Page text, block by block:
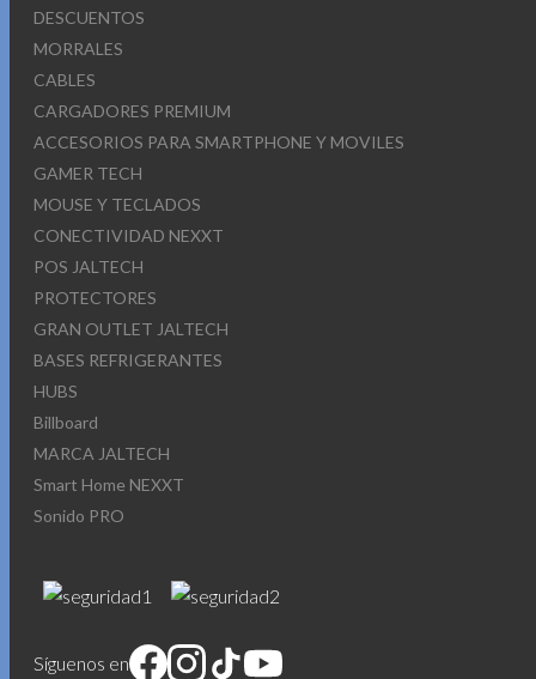
DESCUENTOS
MORRALES
CABLES
CARGADORES PREMIUM
ACCESORIOS PARA SMARTPHONE Y MOVILES
GAMER TECH
MOUSE Y TECLADOS
CONECTIVIDAD NEXXT
POS JALTECH
PROTECTORES
GRAN OUTLET JALTECH
BASES REFRIGERANTES
HUBS
Billboard
MARCA JALTECH
Smart Home NEXXT
Sonido PRO
Síguenos en